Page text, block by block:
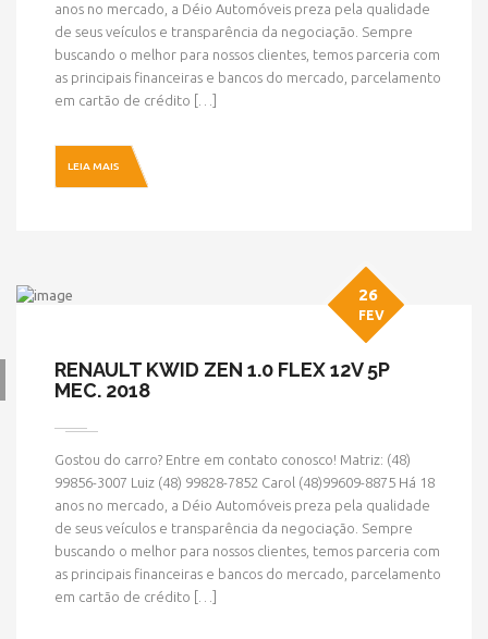
HOME » MODELO » KWID
anos no mercado, a Déio Automóveis preza pela qualidade
de seus veículos e transparência da negociação. Sempre
buscando o melhor para nossos clientes, temos parceria com
as principais financeiras e bancos do mercado, parcelamento
em cartão de crédito […]
LEIA MAIS
RENAULT KWID ZEN 1.0 FLEX 12V 5P
MEC. 2018
26
FEV
Gostou do carro? Entre em contato conosco! Matriz: (48)
99856-3007 Luiz (48) 99828-7852 Carol (48)99609-8875 Há 18
anos no mercado, a Déio Automóveis preza pela qualidade
de seus veículos e transparência da negociação. Sempre
buscando o melhor para nossos clientes, temos parceria com
as principais financeiras e bancos do mercado, parcelamento
em cartão de crédito […]